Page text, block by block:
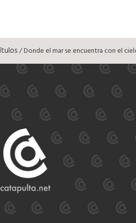
/ Donde el mar se encuentra con el